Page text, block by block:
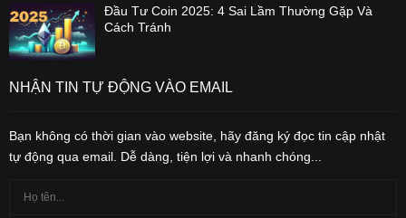
Đầu Tư Coin 2025: 4 Sai Lầm Thường Gặp Và
Cách Tránh
NHẬN TIN TỰ ĐỘNG VÀO EMAIL
Bạn không có thời gian vào website, hãy đăng ký đọc tin cập nhật
tự động qua email. Dễ dàng, tiện lợi và nhanh chóng...